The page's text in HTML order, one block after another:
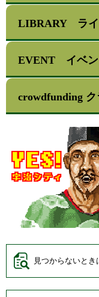
LIBRARY ライ
EVENT イベン
crowdfunding
見つからないとき